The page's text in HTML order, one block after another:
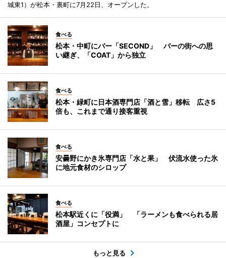
城東1）が松本・裏町に7月22日、オープンした。
食べる
松本・中町にバー「SECOND」 バーの街への思
い継ぎ、「COAT」から独立
食べる
松本・緑町に日本酒専門店「酒と雪」移転 広さ5
倍も、これまで通り接客重視
食べる
安曇野にかき氷専門店「水と果」 伏流水使った氷
に地元食材のシロップ
食べる
松本駅近くに「役満」 「ラーメンも食べられる居
酒屋」コンセプトに
もっと見る